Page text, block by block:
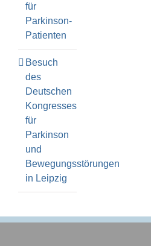
für
Parkinson-
Patienten
Besuch
des
Deutschen
Kongresses
für
Parkinson
und
Bewegungsstörungen
in Leipzig